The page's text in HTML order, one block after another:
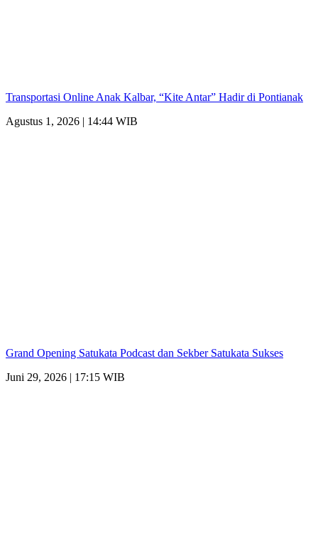
Transportasi Online Anak Kalbar, “Kite Antar” Hadir di Pontianak
Agustus 1, 2026 | 14:44 WIB
Grand Opening Satukata Podcast dan Sekber Satukata Sukses
Juni 29, 2026 | 17:15 WIB